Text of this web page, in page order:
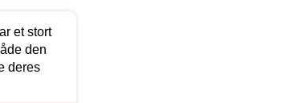
et stort
den
deres